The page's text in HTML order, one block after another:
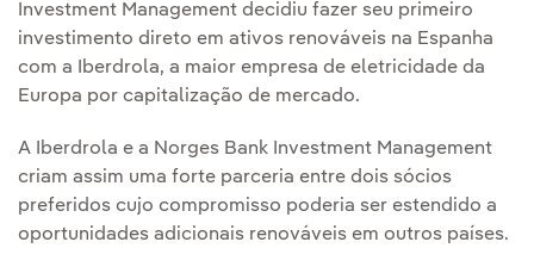
Investment Management decidiu fazer seu primeiro
investimento direto em ativos renováveis na Espanha
com a Iberdrola, a maior empresa de eletricidade da
Europa por capitalização de mercado.
A Iberdrola e a Norges Bank Investment Management
criam assim uma forte parceria entre dois sócios
preferidos cujo compromisso poderia ser estendido a
oportunidades adicionais renováveis em outros países.